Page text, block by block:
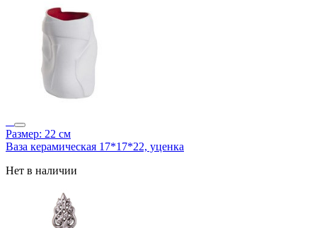
Размер: 22 см
Ваза керамическая 17*17*22, уценка
Нет в наличии